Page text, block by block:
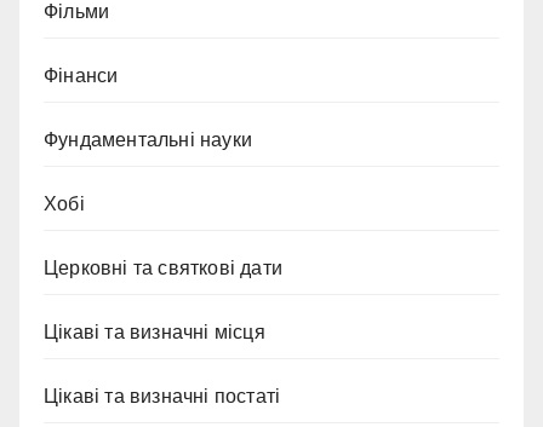
Фільми
Фінанси
Фундаментальні науки
Хобі
Церковні та святкові дати
Цікаві та визначні місця
Цікаві та визначні постаті